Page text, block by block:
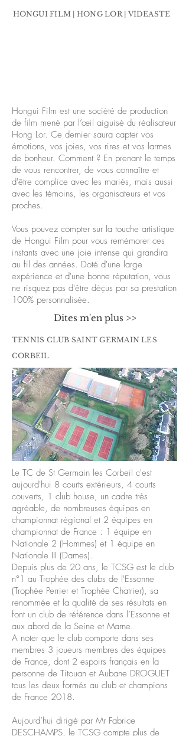
HONGUI FILM | HONG LOR | VIDEASTE
Hongui Film est une société de production
de film mené par l’œil aiguisé du réalisateur
Hong Lor. Ce dernier saura capter vos
émotions, vos joies, vos rires et vos larmes
de bonheur. Comment ? En prenant le temps
de vous rencontrer, de vous connaître et
d'être complice avec les mariés, mais aussi
avec les témoins, les organisateurs et vos
proches.
Vous pouvez compter sur la touche artistique
de Hongui Film pour vous remémorer ces
instants avec une joie intense qui grandira
au fil des années. Doté d'une large
expérience et d'une bonne réputation, vous
ne risquez pas d'être déçus par sa prestation
100% personnalisée.
Dites m'en plus >>
TENNIS CLUB SAINT GERMAIN LES
CORBEIL
Le TC de St Germain les Corbeil c'est
aujourd'hui 8 courts extérieurs, 4 courts
couverts, 1 club house, un cadre très
agréable, de nombreuses équipes en
championnat régional et 2 équipes en
championnat de France : 1 équipe en
Nationale 2 (Hommes) et 1 équipe en
Nationale III (Dames).
Depuis plus de 20 ans, le TCSG est le club
n°1 au Trophée des clubs de l'Essonne
(Trophée Perrier et Trophée Chatrier), sa
renommée et la qualité de ses résultats en
font un club de référence dans l’Essonne et
aux abord de la Seine et Marne.
A noter que le club comporte dans ses
membres 3 joueurs membres des équipes
de France, dont 2 espoirs français en la
personne de Titouan et Aubane DROGUET
tous les deux formés au club et champions
de France 2018.
Aujourd’hui dirigé par Mr Fabrice
DESCHAMPS, le TCSG compte plus de